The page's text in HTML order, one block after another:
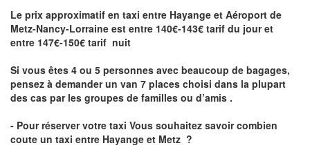
Le prix approximatif en taxi entre Hayange et Aéroport de
Metz-Nancy-Lorraine est entre 140€-143€ tarif du jour et
entre 147€-150€ tarif nuit
Si vous êtes 4 ou 5 personnes avec beaucoup de bagages,
pensez à demander un van 7 places choisi dans la plupart
des cas par les groupes de familles ou d’amis .
- Pour réserver votre taxi Vous souhaitez savoircombien
coute un taxi entre Hayange et Metz ?